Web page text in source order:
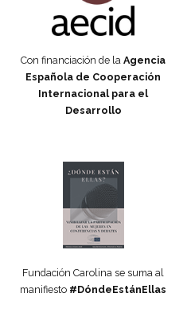
Con financiación de la Agencia
Española de Cooperación
Internacional para el
Desarrollo
Fundación Carolina se suma al
manifiesto #DóndeEstánEllas